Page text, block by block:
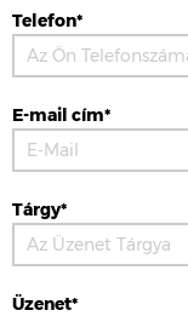
Telefon*
E-mail cím*
Tárgy*
Üzenet*